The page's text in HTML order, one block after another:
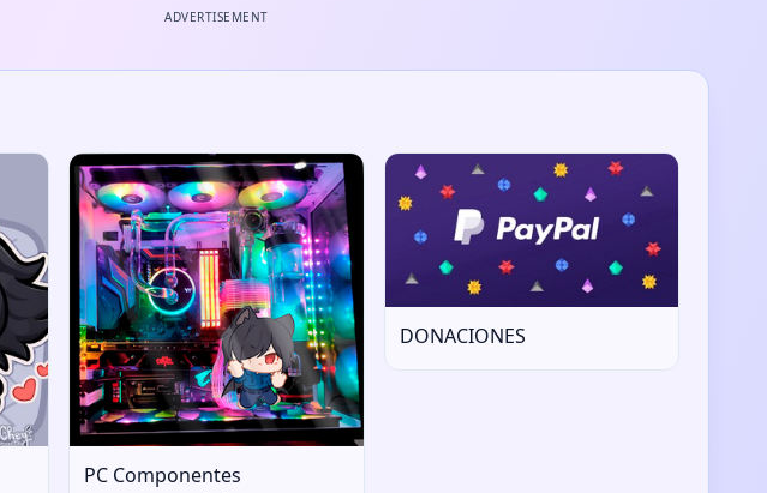
ADVERTISEMENT
PC Componentes
DONACIONES